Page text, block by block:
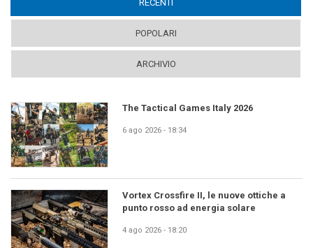
RECENTI
POPOLARI
ARCHIVIO
The Tactical Games Italy 2026
6 ago 2026 - 18:34
Vortex Crossfire II, le nuove ottiche a
punto rosso ad energia solare
4 ago 2026 - 18:20